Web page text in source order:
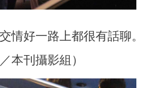
情好一路上都很有話聊。
／本刊攝影組）